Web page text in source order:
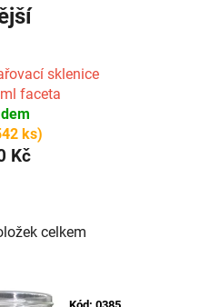
sklenice
faceta
ks)
Kč
celkem